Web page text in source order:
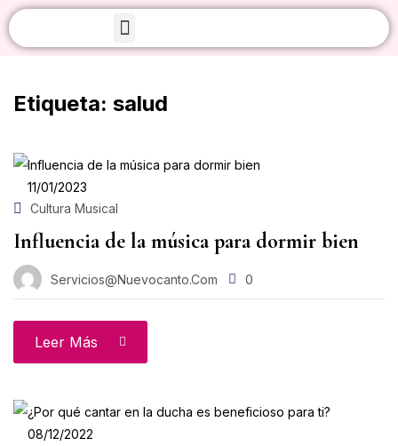
Etiqueta: salud
11/01/2023
Cultura Musical
Influencia de la música para dormir bien
Servicios@nuevocanto.com 0
Leer Más
08/12/2022
Iniciar sesión
Acuérdate de mí
Acceso